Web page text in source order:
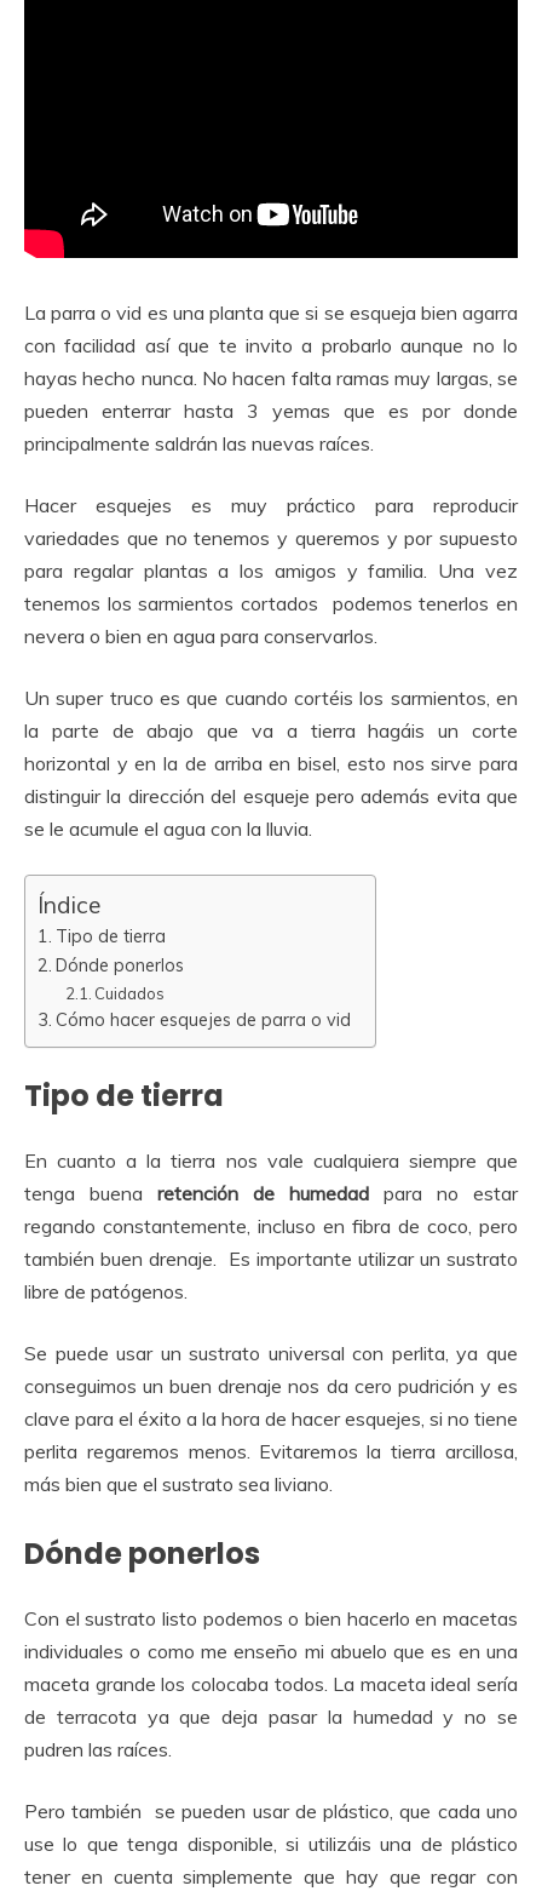
La parra o vid es una planta que si se esqueja bien agarra
con facilidad así que te invito a probarlo aunque no lo
hayas hecho nunca. No hacen falta ramas muy largas, se
pueden enterrar hasta 3 yemas que es por donde
principalmente saldrán las nuevas raíces.
Hacer esquejes es muy práctico para reproducir
variedades que no tenemos y queremos y por supuesto
para regalar plantas a los amigos y familia. Una vez
tenemos los sarmientos cortados podemos tenerlos en
nevera o bien en agua para conservarlos.
Un super truco es que cuando cortéis los sarmientos, en
la parte de abajo que va a tierra hagáis un corte
horizontal y en la de arriba en bisel, esto nos sirve para
distinguir la dirección del esqueje pero además evita que
se le acumule el agua con la lluvia.
Índice
Tipo de tierra
Dónde ponerlos
Cuidados
Cómo hacer esquejes de parra o vid
Tipo de tierra
En cuanto a la tierra nos vale cualquiera siempre que
tenga buena retención de humedad para no estar
regando constantemente, incluso en fibra de coco, pero
también buen drenaje. Es importante utilizar un sustrato
libre de patógenos.
Se puede usar un sustrato universal con perlita, ya que
conseguimos un buen drenaje nos da cero pudrición y es
clave para el éxito a la hora de hacer esquejes, si no tiene
perlita regaremos menos. Evitaremos la tierra arcillosa,
más bien que el sustrato sea liviano.
Dónde ponerlos
Con el sustrato listo podemos o bien hacerlo en macetas
individuales o como me enseño mi abuelo que es en una
maceta grande los colocaba todos. La maceta ideal sería
de terracota ya que deja pasar la humedad y no se
pudren las raíces.
Pero también se pueden usar de plástico, que cada uno
use lo que tenga disponible, si utilizáis una de plástico
tener en cuenta simplemente que hay que regar con